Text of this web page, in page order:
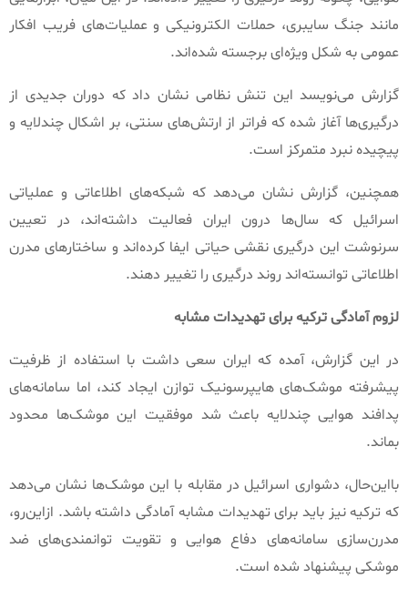
مانند جنگ سایبری، حملات الکترونیکی و عملیات‌های فریب افکار
عمومی به شکل ویژه‌ای برجسته شده‌اند.
گزارش می‌نویسد این تنش نظامی نشان داد که دوران جدیدی از
درگیری‌ها آغاز شده که فراتر از ارتش‌های سنتی، بر اشکال چندلایه و
پیچیده نبرد متمرکز است.
همچنین، گزارش نشان می‌دهد که شبکه‌های اطلاعاتی و عملیاتی
اسرائیل که سال‌ها درون ایران فعالیت داشته‌اند، در تعیین
سرنوشت این درگیری نقشی حیاتی ایفا کرده‌اند و ساختارهای مدرن
اطلاعاتی توانسته‌اند روند درگیری را تغییر دهند.
لزومآمادگیترکیه برایتهدیداتمشابه
در این گزارش، آمده که ایران سعی داشت با استفاده از ظرفیت
پیشرفته موشک‌های هایپرسونیک توازن ایجاد کند، اما سامانه‌های
پدافند هوایی چندلایه باعث شد موفقیت این موشک‌ها محدود
بماند.
بااین‌حال، دشواری اسرائیل در مقابله با این موشک‌ها نشان می‌دهد
که ترکیه نیز باید برای تهدیدات مشابه آمادگی داشته باشد. ازاین‌رو،
مدرن‌سازی سامانه‌های دفاع هوایی و تقویت توانمندی‌های ضد
موشکی پیشنهاد شده است.